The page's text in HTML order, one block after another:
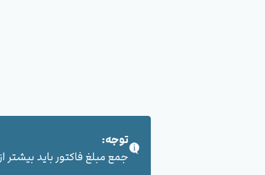
توجه:
جمع مبلغ فاکتور باید بیشتر از 100,000 هزار تومان